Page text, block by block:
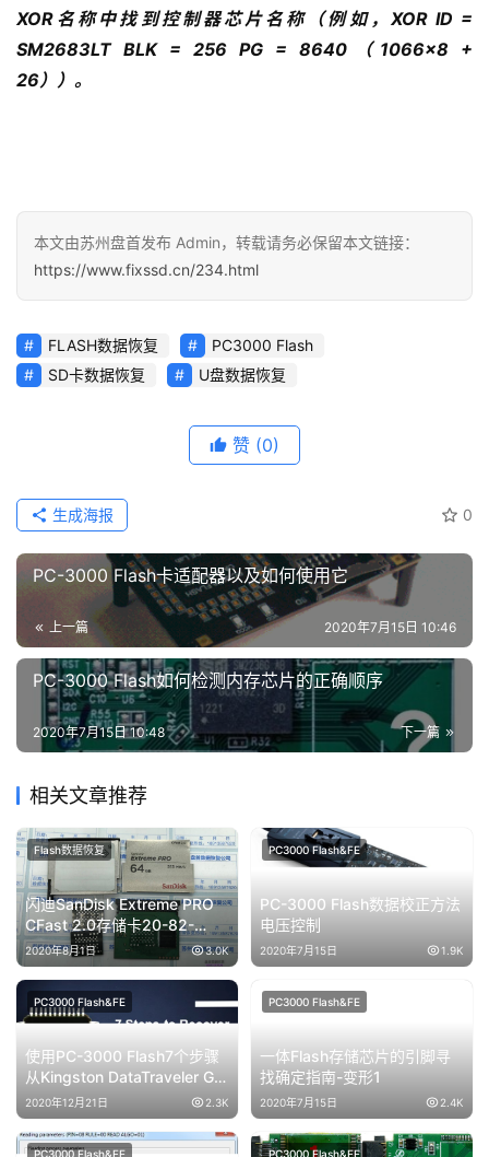
XOR名称中找到控制器芯片名称（例如，XOR ID =
SM2683LT BLK = 256 PG = 8640（1066×8 +
26））。
本文由苏州盘首发布 Admin，转载请务必保留本文链接：
https://www.fixssd.cn/234.html
FLASH数据恢复
PC3000 Flash
SD卡数据恢复
U盘数据恢复
赞 (0)
0
生成海报
PC-3000 Flash卡适配器以及如何使用它
上一篇 2020年7月15日 10:46
PC-3000 Flash如何检测内存芯片的正确顺序
下一篇
2020年7月15日 10:48
相关文章推荐
闪迪SanDisk Extreme PRO
CFast 2.0存储卡20-82-
00369-1主控进行二次芯片级
恢复
2020年8月1日 3.0K
Flash数据恢复
PC-3000 Flash数据校正方法
电压控制
2020年7月15日 1.9K
PC3000 Flash&FE
使用PC-3000 Flash7个步骤
从Kingston DataTraveler G4
64GBU盘CBM2199a主控恢
复数据
2020年12月21日 2.3K
PC3000 Flash&FE
一体Flash存储芯片的引脚寻
找确定指南-变形1
2020年7月15日 2.4K
PC3000 Flash&FE
PC3000 Flash&FE PC3000 Flash&FE